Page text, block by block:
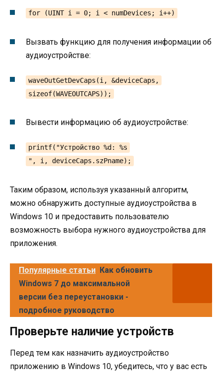
for (UINT i = 0; i < numDevices; i++)
Вызвать функцию для получения информации об
аудиоустройстве:
waveOutGetDevCaps(i, &deviceCaps,
sizeof(WAVEOUTCAPS));
Вывести информацию об аудиоустройстве:
printf("Устройство %d: %s
", i, deviceCaps.szPname);
Таким образом, используя указанный алгоритм,
можно обнаружить доступные аудиоустройства в
Windows 10 и предоставить пользователю
возможность выбора нужного аудиоустройства для
приложения.
Популярные статьи Как обновить
Windows 7 до максимальной
версии без переустановки -
подробное руководство
Проверьте наличие устройств
Перед тем как назначить аудиоустройство
приложению в Windows 10, убедитесь, что у вас есть